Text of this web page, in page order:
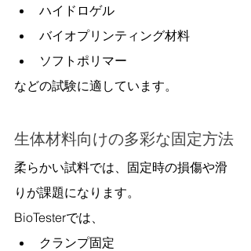
ハイドロゲル
バイオプリンティング材料
ソフトポリマー
などの試験に適しています。
生体材料向けの多彩な固定方法
柔らかい試料では、固定時の損傷や滑
りが課題になります。
BioTesterでは、
クランプ固定